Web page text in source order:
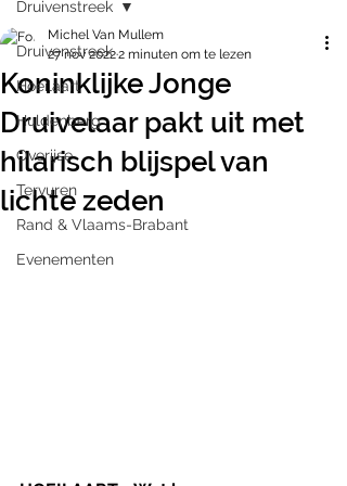
Druivenstreek
Hoeilaart
Huldenberg
Overijse
Tervuren
Rand & Vlaams-Brabant
Evenementen
Druivenstreek
Koninklijke Jonge
Druivelaar pakt uit met
hilarisch blijspel van
lichte zeden
Michel Van Mullem
27 nov 20222 minuten om te lezen